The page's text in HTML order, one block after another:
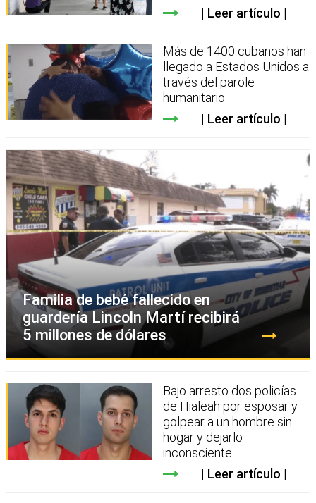
Leer artículo
Más de 1400 cubanos han
llegado a Estados Unidos a
través del parole
humanitario
Leer artículo
Familia de bebé fallecido en
guardería Lincoln Martí recibirá
5 millones de dólares
Bajo arresto dos policías
de Hialeah por esposar y
golpear a un hombre sin
hogar y dejarlo
inconsciente
Leer artículo